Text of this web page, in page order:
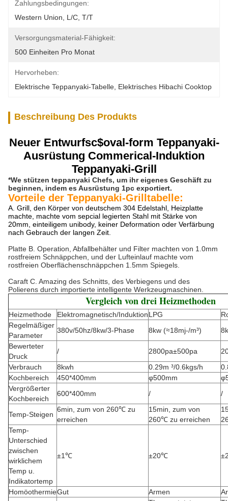
Zahlungsbedingungen:
Western Union, L/C, T/T
Versorgungsmaterial-Fähigkeit:
500 Einheiten Pro Monat
Hervorheben:
Elektrische Teppanyaki-Tabelle Elektrisches Hibachi Cooktop
Beschreibung Des Produkts
Neuer Entwurfsc$oval-form Teppanyaki-
Ausrüstung Commerical-Induktion
Teppanyaki-Grill
*We stützen teppanyaki Chefs, um ihr eigenes Geschäft zu
beginnen, indem es Ausrüstung 1pc exportiert.
Vorteile der Teppanyaki-Grilltabelle:
A. Grill, den Körper von deutschem 304 Edelstahl, Heizplatte
machte, machte vom sepcial legierten Stahl mit Stärke von
20mm, einteiligem unibody, keiner Deformation oder Verfärbung
nach Gebrauch der langen Zeit.
Platte B. Operation, Abfallbehälter und Filter machten von 1.0mm
rostfreiem Schnäppchen, und der Lufteinlauf machte vom
rostfreien Oberflächenschnäppchen 1.5mm Spiegels.
Caraft C. Amazing des Schnitts, des Verbiegens und des
Polierens durch importierte intelligente Werkzeugmaschinen.
Vergleich von drei Heizmethoden
Heizmethode Elektromagnetisch/InduktionLPG
Regelmäßiger
Parameter
380v/50hz/8kw/3-Phase 8kw (≈18mj-/m³)
Bewerteter
Druck
/ 2800pa±500pa
Verbrauch
8kwh 0.29m ³/0.6kgs/h
Kochbereich
450*400mm φ500mm
Vergrößerter
Kochbereich
600*400mm / /
Temp-Steigen
6min, zum von 260℃ zu
erreichen
15min, zum von
260℃ zu erreichen
Temp-
Unterschied
zwischen
wirklichem
Temp u.
Indikatortemp
±1℃ ±20℃
HomöothermieGut Armen